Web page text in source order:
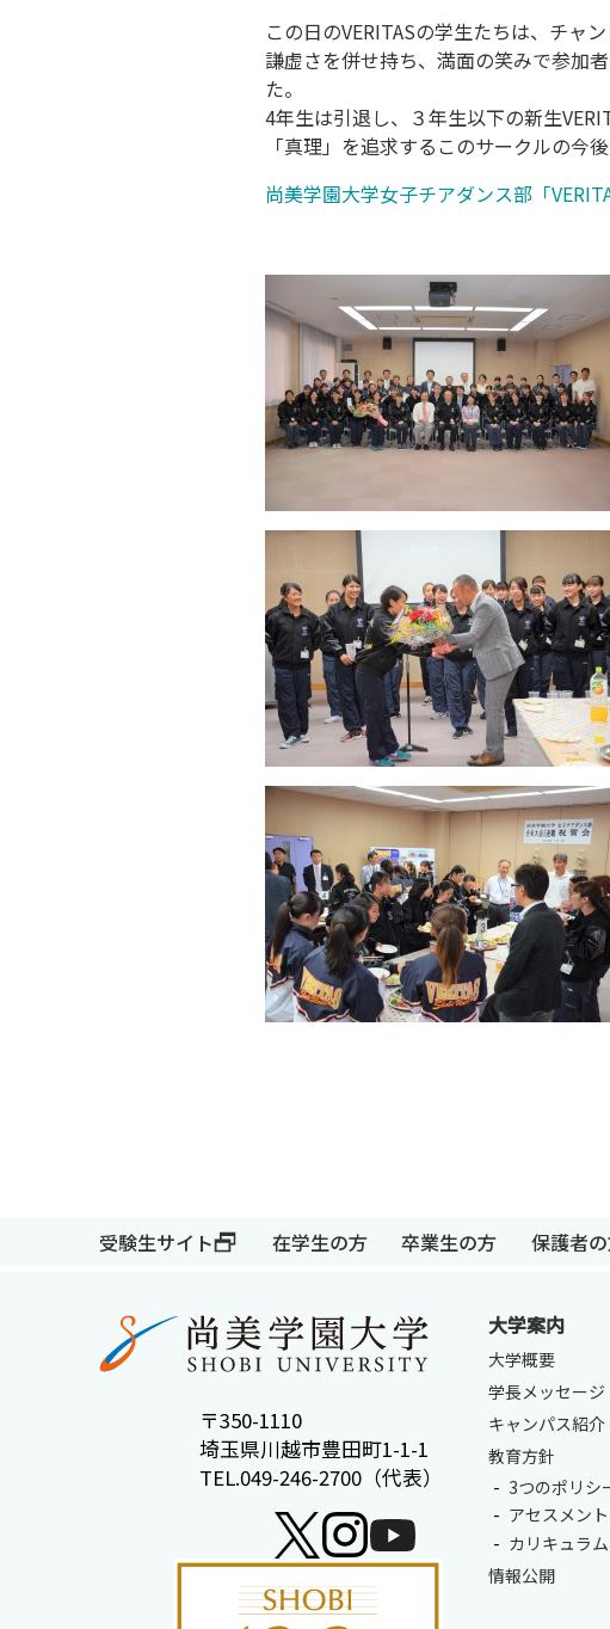
受験生サイト 在学生の方
この日のVERITASの学生たちは、チャ
謙虚さを併せ持ち、満面の笑みで参加
た。
4年生は引退し、３年生以下の新生
「真理」を追求するこのサークルの今
尚美学園大学女子チアダンス部「
受験生サイト 在学生の方 卒業生の方 保護者
〒350-1110
埼玉県川越市豊田町1-1-1
TEL.049-246-2700（代表）
大学案内
大学概要
学長メッセージ
キャンパス紹介
教育方針
3つのポリシ
アセスメン
カリキュラ
情報公開